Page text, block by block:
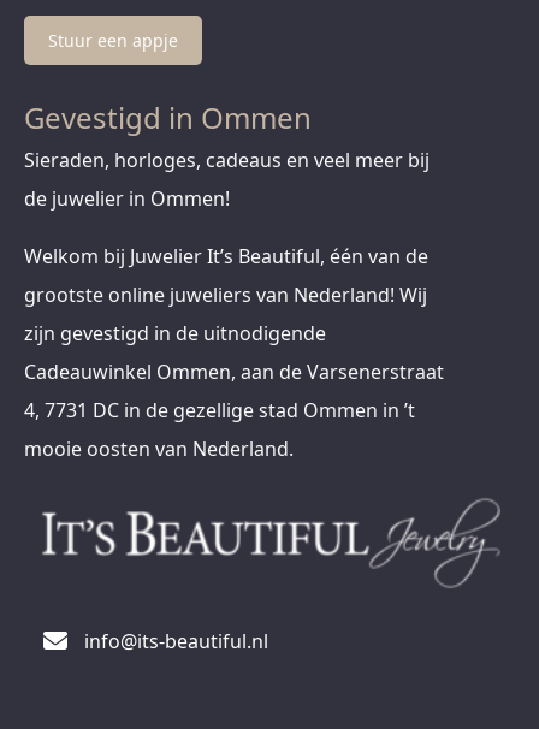
Stuur een appje
Gevestigd in Ommen
Sieraden, horloges, cadeaus en veel meer bij
de juwelier in Ommen!
Welkom bij Juwelier It’s Beautiful, één van de
grootste online juweliers van Nederland! Wij
zijn gevestigd in de uitnodigende
Cadeauwinkel Ommen, aan de Varsenerstraat
4, 7731 DC in de gezellige stad Ommen in ’t
mooie oosten van Nederland.
info@its-beautiful.nl